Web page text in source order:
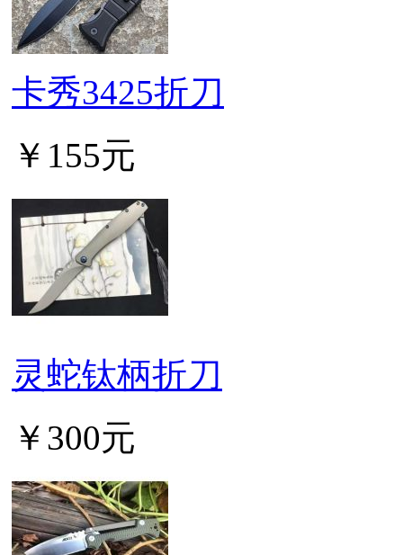
卡秀3425折刀
￥155元
灵蛇钛柄折刀
￥300元